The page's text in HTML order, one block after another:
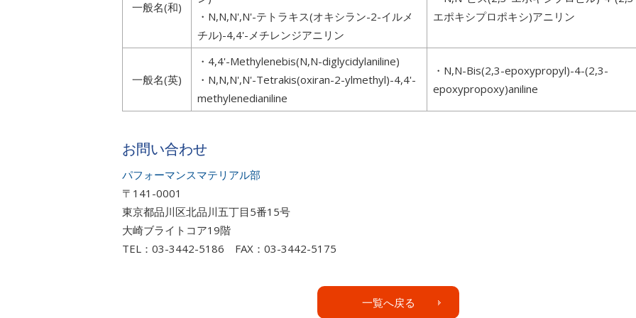
一般名(和)
・N,N,N',N'-テトラキス(オキシラン-2-イルメ
チル)-4,4'-メチレンジアニリン
エポキシプロポキシ)アニリン
一般名(英)
・4,4'-Methylenebis(N,N-diglycidylaniline)
・N,N,N',N'-Tetrakis(oxiran-2-ylmethyl)-4,4'-
methylenedianiline
・N,N-Bis(2,3-epoxypropyl)-4-(2,3-
epoxypropoxy)aniline
お問い合わせ
パフォーマンスマテリアル部
〒141-0001
東京都品川区北品川五丁目5番15号
大崎ブライトコア19階
TEL：03-3442-5186 FAX：03-3442-5175
一覧へ戻る